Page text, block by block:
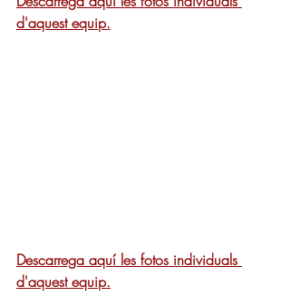
d'aquest equip.
Descarrega aquí les fotos individuals
d'aquest equip.